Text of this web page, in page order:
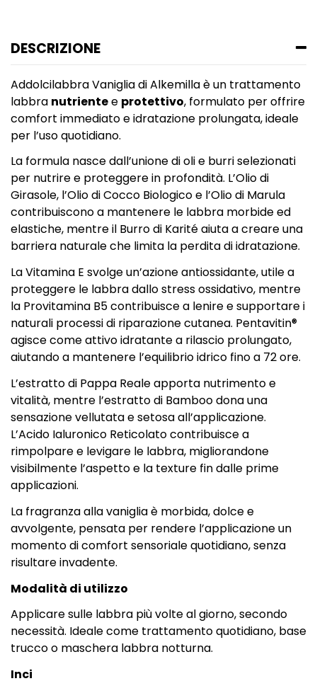
DESCRIZIONE
Addolcilabbra Vaniglia di Alkemilla è un trattamento
labbra nutrientee protettivo, formulato per offrire
comfort immediato e idratazione prolungata, ideale
per l’uso quotidiano.
La formula nasce dall’unione di oli e burri selezionati
per nutrire e proteggere in profondità. L’Olio di
Girasole, l’Olio di Cocco Biologico e l’Olio di Marula
contribuiscono a mantenere le labbra morbide ed
elastiche, mentre il Burro di Karité aiuta a creare una
barriera naturale che limita la perdita di idratazione.
La Vitamina E svolge un’azione antiossidante, utile a
proteggere le labbra dallo stress ossidativo, mentre
la Provitamina B5 contribuisce a lenire e supportare i
naturali processi di riparazione cutanea. Pentavitin®
agisce come attivo idratante a rilascio prolungato,
aiutando a mantenere l’equilibrio idrico fino a 72 ore.
L’estratto di Pappa Reale apporta nutrimento e
vitalità, mentre l’estratto di Bamboo dona una
sensazione vellutata e setosa all’applicazione.
L’Acido Ialuronico Reticolato contribuisce a
rimpolpare e levigare le labbra, migliorandone
visibilmente l’aspetto e la texture fin dalle prime
applicazioni.
La fragranza alla vaniglia è morbida, dolce e
avvolgente, pensata per rendere l’applicazione un
momento di comfort sensoriale quotidiano, senza
risultare invadente.
Modalità di utilizzo
Applicare sulle labbra più volte al giorno, secondo
necessità. Ideale come trattamento quotidiano, base
trucco o maschera labbra notturna.
Inci